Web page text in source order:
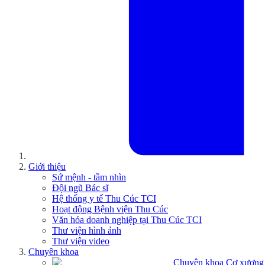
Giới thiệu
Sứ mệnh - tầm nhìn
Đội ngũ Bác sĩ
Hệ thống y tế Thu Cúc TCI
Hoạt động Bệnh viện Thu Cúc
Văn hóa doanh nghiệp tại Thu Cúc TCI
Thư viện hình ảnh
Thư viện video
Chuyên khoa
Chuyên khoa Cơ